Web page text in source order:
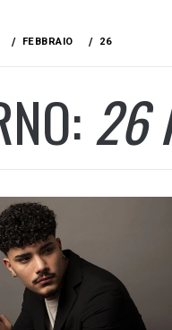
FEBBRAIO 26
26